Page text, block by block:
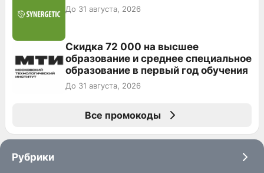
До 31 августа, 2026
Скидка 72 000 на высшее
образование и среднее специальное
образование в первый год обучения
До 31 августа, 2026
Все промокоды
Рубрики